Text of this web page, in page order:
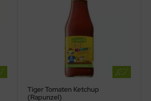
Tiger Tomaten Ketchup
(Rapunzel)